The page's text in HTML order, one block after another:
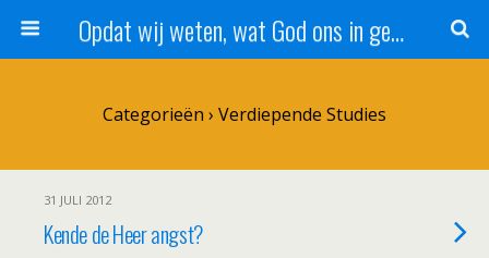
Opdat wij weten, wat God ons in genade schenkt!
Categorieën › Verdiepende Studies
31 JULI 2012
Kende de Heer angst?